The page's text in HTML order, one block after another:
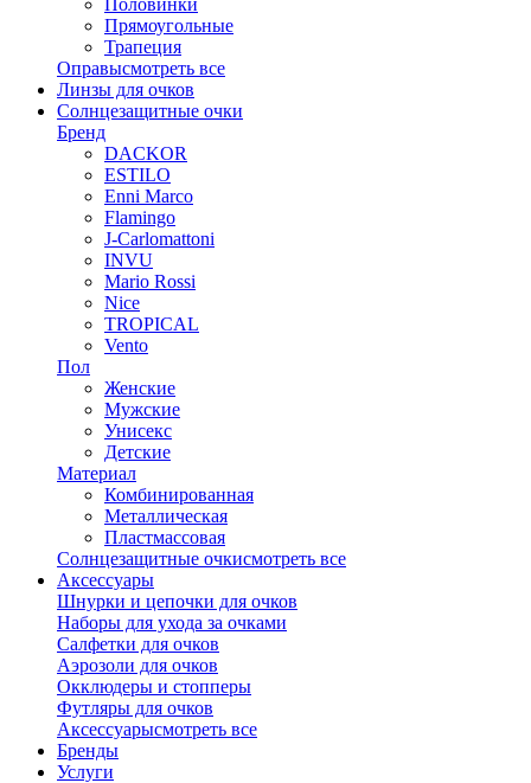
Прямоугольные
Трапеция
Оправысмотреть все
Линзы для очков
Солнцезащитные очки
Бренд
DACKOR
ESTILO
Enni Marco
Flamingo
J-Carlomattoni
INVU
Mario Rossi
Nice
TROPICAL
Vento
Пол
Женские
Мужские
Унисекс
Детские
Материал
Комбинированная
Металлическая
Пластмассовая
Солнцезащитные очкисмотреть все
Аксессуары
Шнурки и цепочки для очков
Наборы для ухода за очками
Салфетки для очков
Аэрозоли для очков
Окклюдеры и стопперы
Футляры для очков
Аксессуарысмотреть все
Бренды
Услуги